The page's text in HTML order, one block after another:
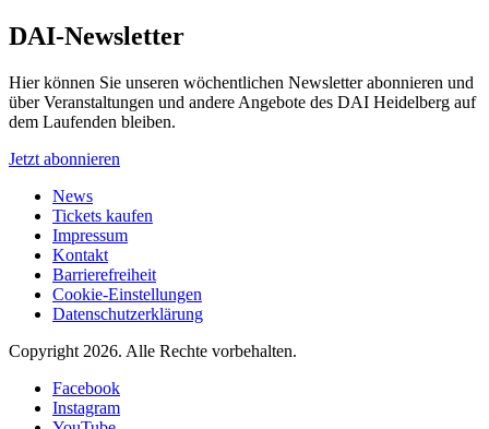
DAI-Newsletter
Hier können Sie unseren wöchentlichen Newsletter abonnieren und
über Veranstaltungen und andere Angebote des DAI Heidelberg auf
dem Laufenden bleiben.
Jetzt abonnieren
News
Tickets kaufen
Impressum
Kontakt
Barrierefreiheit
Cookie-Einstellungen
Datenschutzerklärung
Copyright 2026. Alle Rechte vorbehalten.
Facebook
Instagram